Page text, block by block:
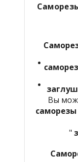
Вы
"